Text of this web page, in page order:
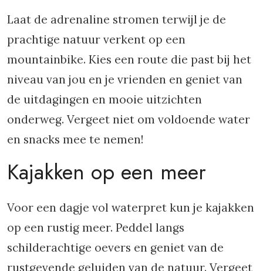
Laat de adrenaline stromen terwijl je de
prachtige natuur verkent op een
mountainbike. Kies een route die past bij het
niveau van jou en je vrienden en geniet van
de uitdagingen en mooie uitzichten
onderweg. Vergeet niet om voldoende water
en snacks mee te nemen!
Kajakken op een meer
Voor een dagje vol waterpret kun je kajakken
op een rustig meer. Peddel langs
schilderachtige oevers en geniet van de
rustgevende geluiden van de natuur. Vergeet